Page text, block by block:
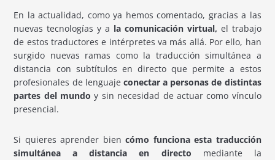
En la actualidad, como ya hemos comentado, gracias a las
nuevas tecnologías y a la comunicación virtual, el trabajo
de estos traductores e intérpretes va más allá. Por ello, han
surgido nuevas ramas como la traducción simultánea a
distancia con subtítulos en directo que permite a estos
profesionales de lenguaje conectar a personas de distintas
partes del mundoy sin necesidad de actuar como vínculo
presencial.
Si quieres aprender biencómo funciona esta traducción
simultánea a distancia en directo mediante la